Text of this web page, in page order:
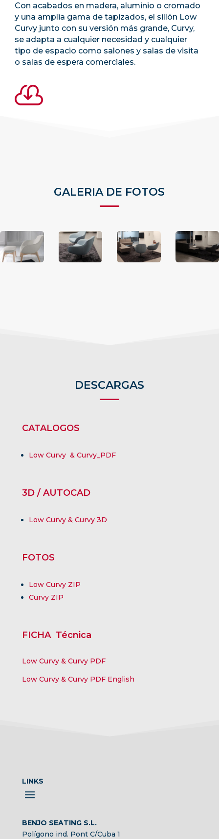
Con acabados en madera, aluminio o cromado
y una amplia gama de tapizados, el sillón Low
Curvy junto con su versión más grande, Curvy,
se adapta a cualquier necesidad y cualquier
tipo de espacio como salones y salas de visita
o salas de espera comerciales.

GALERIA DE FOTOS
DESCARGAS
CATALOGOS
Low Curvy & Curvy_PDF
3D / AUTOCAD
Low Curvy & Curvy 3D
FOTOS
Low Curvy ZIP
Curvy ZIP
FICHA Técnica
Low Curvy & Curvy PDF
Low Curvy & Curvy PDF English
LINKS
BENJO SEATING S.L.
Polígono ind. Pont C/Cuba 1